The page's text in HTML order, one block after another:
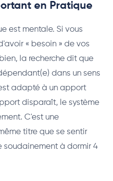
en Pratique
est mentale. Si vous
« besoin » de vos
la recherche dit que
dans un sens
adapté à un apport
disparaît, le système
C'est une
titre que se sentir
soudainement à dormir 4